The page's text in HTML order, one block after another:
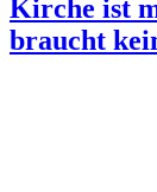
Kirche ist
braucht